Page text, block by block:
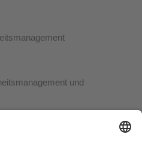
und